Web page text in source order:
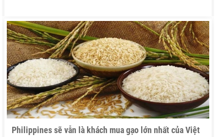
Philippines sẽ vẫn là khách mua gạo lớn nhất của Việt